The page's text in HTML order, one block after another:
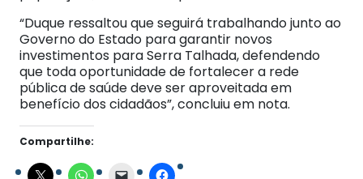
“Duque ressaltou que seguirá trabalhando junto ao
Governo do Estado para garantir novos
investimentos para Serra Talhada, defendendo
que toda oportunidade de fortalecer a rede
pública de saúde deve ser aproveitada em
benefício dos cidadãos”, concluiu em nota.
Compartilhe: